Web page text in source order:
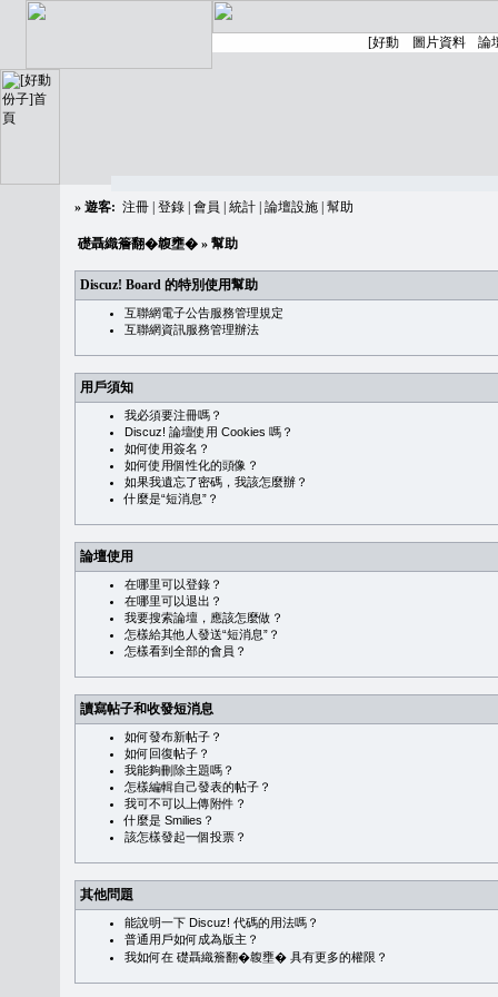
» 遊客: 注冊 登錄 會員 統計 論壇設施 幫助
礎聶織簷翻�䪖壅� » 幫助
Discuz! Board 的特別使用幫助
互聯網電子公告服務管理規定
互聯網資訊服務管理辦法
用戶須知
我必須要注冊嗎？
Discuz! 論壇使用 Cookies 嗎？
如何使用簽名？
如何使用個性化的頭像？
如果我遺忘了密碼，我該怎麼辦？
什麼是“短消息”？
論壇使用
在哪里可以登錄？
在哪里可以退出？
我要搜索論壇，應該怎麼做？
怎樣給其他人發送“短消息”？
怎樣看到全部的會員？
讀寫帖子和收發短消息
如何發布新帖子？
如何回復帖子？
我能夠刪除主題嗎？
怎樣編輯自己發表的帖子？
我可不可以上傳附件？
什麼是 Smilies？
該怎樣發起一個投票？
其他問題
能說明一下 Discuz! 代碼的用法嗎？
普通用戶如何成為版主？
我如何在 礎聶織簷翻�䪖壅� 具有更多的權限？